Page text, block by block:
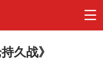
久战》